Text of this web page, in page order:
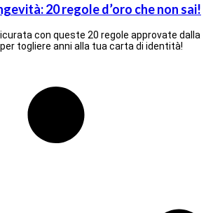
20 regole d’oro che non sai!
con queste 20 regole approvate dalla
togliere anni alla tua carta di identità!